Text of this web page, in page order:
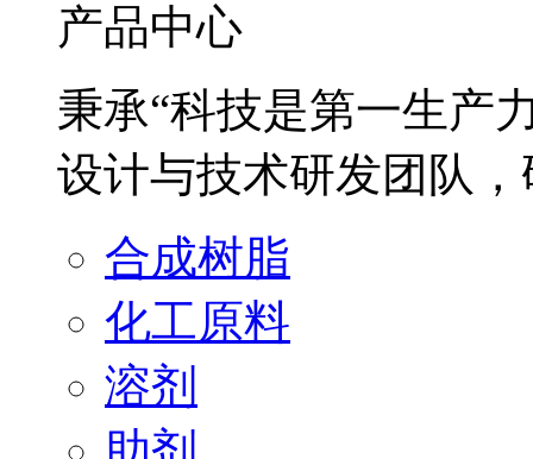
产品中心
秉承“科技是第一生产
设计与技术研发团队
合成树脂
化工原料
溶剂